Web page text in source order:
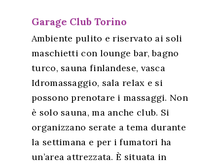
Garage Club Torino
Ambiente pulito e riservato ai soli
maschietti con lounge bar, bagno
turco, sauna finlandese, vasca
Idromassaggio, sala relax e si
possono prenotare i massaggi. Non
è solo sauna, ma anche club. Si
organizzano serate a tema durante
la settimana e per i fumatori ha
un’area attrezzata. È situata in